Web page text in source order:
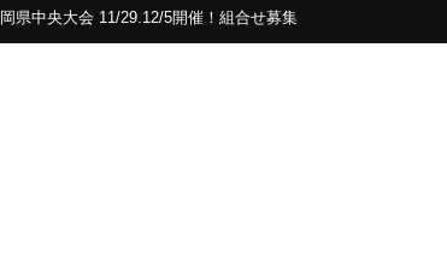
岡県中央大会 11/29.12/5開催！組合せ募集